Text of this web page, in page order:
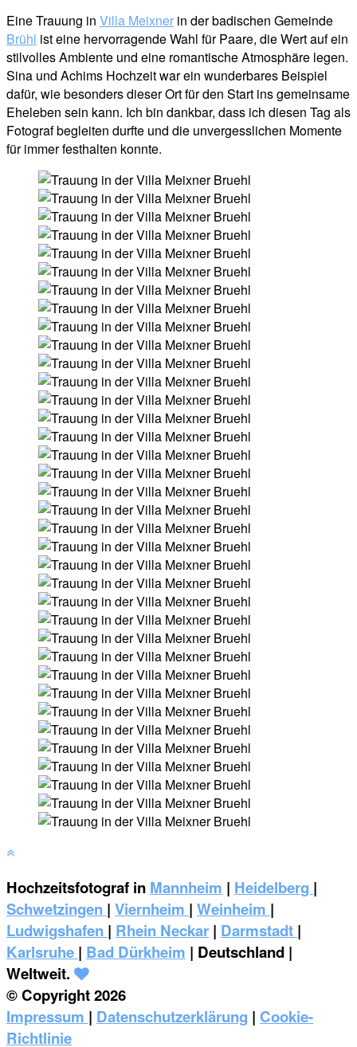
Eine Trauung in Villa Meixner in der badischen Gemeinde
Brühl ist eine hervorragende Wahl für Paare, die Wert auf ein
stilvolles Ambiente und eine romantische Atmosphäre legen.
Sina und Achims Hochzeit war ein wunderbares Beispiel
dafür, wie besonders dieser Ort für den Start ins gemeinsame
Eheleben sein kann. Ich bin dankbar, dass ich diesen Tag als
Fotograf begleiten durfte und die unvergesslichen Momente
für immer festhalten konnte.
Hochzeitsfotograf in Mannheim | Heidelberg |
Schwetzingen | Viernheim | Weinheim |
‎Ludwigshafen | Rhein Neckar | Darmstadt |
Karlsruhe | Bad Dürkheim | Deutschland |
Weltweit.
© Copyright 2026
Impressum | Datenschutzerklärung | Cookie-
Richtlinie